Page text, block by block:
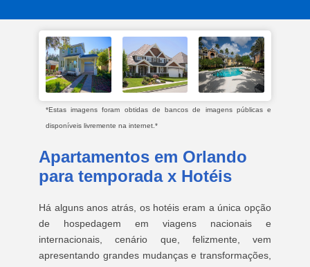
*Estas imagens foram obtidas de bancos de imagens públicas e
disponíveis livremente na internet.*
Apartamentos em Orlando
para temporada x Hotéis
Há alguns anos atrás, os hotéis eram a única opção
de hospedagem em viagens nacionais e
internacionais, cenário que, felizmente, vem
apresentando grandes mudanças e transformações,